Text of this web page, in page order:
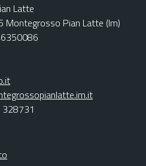
Latte
Montegrosso Pian Latte (Im)